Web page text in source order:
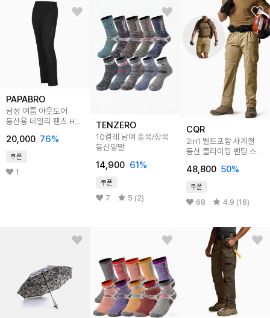
PAPABRO
남성 여름 아웃도어
등산용 데일리 팬츠 HS-
20,000 76%
쿠폰
1
TENZERO
10켤레 남여 중목/장목
등산양말
14,900 61%
쿠폰
7 5 (2)
CQR
2in1 벨트포함 사계절
등산 클라이밍 밴딩 스판
TXP410
48,800 50%
쿠폰
68 4.9 (16)